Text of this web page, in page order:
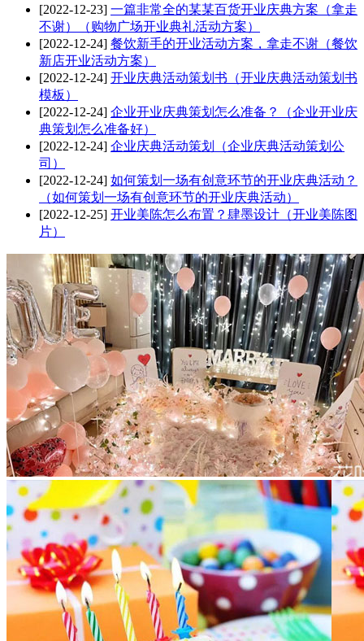
[2022-12-23] 一篇非常全的某某百货开业庆典方案（拿走
不谢）（购物广场开业典礼活动方案）
[2022-12-24] 餐饮新手的开业活动方案，拿走不谢（餐饮
新店开业活动方案）
[2022-12-24] 开业庆典活动策划书（开业庆典活动策划书
模板）
[2022-12-24] 企业开业庆典策划怎么准备？（企业开业庆
典策划怎么准备好）
[2022-12-24] 企业庆典活动策划（企业庆典活动策划公
司）
[2022-12-24] 如何策划一场有创意环节的开业庆典活动？
（如何策划一场有创意环节的开业庆典活动）
[2022-12-25] 开业美陈怎么布置？肆墨设计（开业美陈图
片）